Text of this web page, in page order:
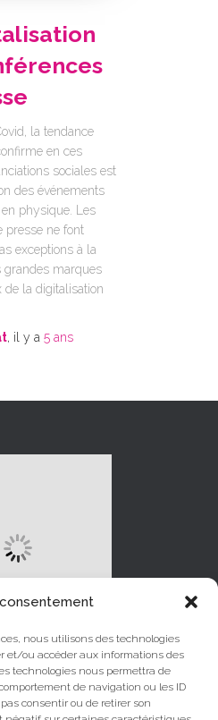
nous utilisons des technologies
et/ou accéder aux informations des
technologies nous permettra de
de navigation ou les ID
consentir ou de retirer son
la tendance
en ces
sociales est
des événements
physique. Les
presse ne font
exceptions à la
grandes marques
de la digitalisation
, il y a 5 ans